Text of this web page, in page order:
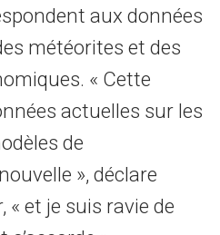
aux données
météorites et des
« Cette
actuelles sur les
de
», déclare
« et je suis ravie de